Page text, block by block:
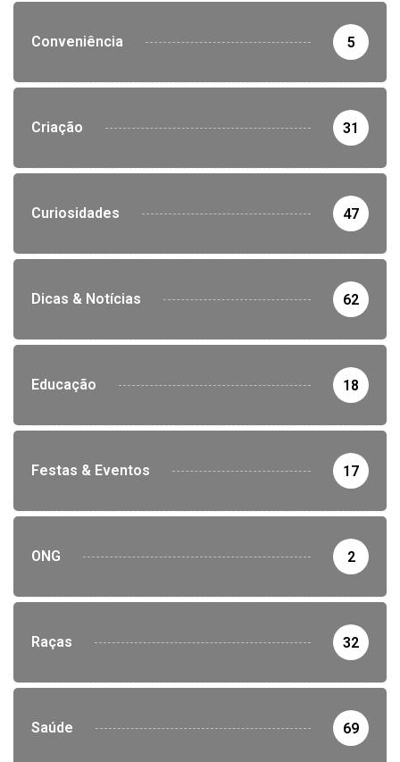
Conveniência 5
Criação 31
Curiosidades 47
Dicas & Notícias 62
Educação 18
Festas & Eventos 17
ONG 2
Raças 32
Saúde 69